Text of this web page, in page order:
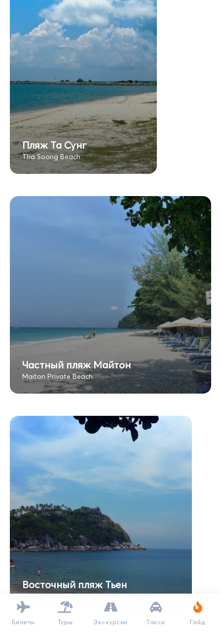
Пляж Та Сунг
Tha Soong Beach
Частный пляж Майтон
Maiton Private Beach
Восточный пляж Тьен
East Tien Beach
Билеты Туры Экскурсии Такси Гайд